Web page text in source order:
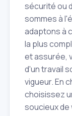
sécurité ou
sommes à
adaptons à
la plus
et assurée,
d'un travail
vigueur. En
choisissez
soucieux